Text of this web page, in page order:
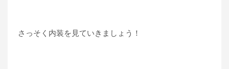
さっそく内装を見ていきましょう！